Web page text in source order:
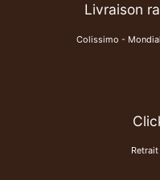
Livraison
Colissimo -